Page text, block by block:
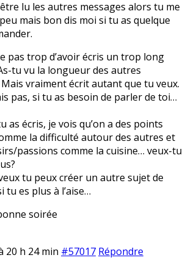
lu les autres messages alors tu me
mais bon dis moi si tu as quelque
pas trop d’avoir écris un trop long
tu vu la longueur des autres
Mais vraiment écrit autant que tu veux.
pas, si tu as besoin de parler de toi…
as écris, je vois qu’on a des points
la difficulté autour des autres et
passions comme la cuisine… veux-tu
tu peux créer un autre sujet de
tu es plus à l’aise…
soirée
20 h 24 min #57017 Répondre